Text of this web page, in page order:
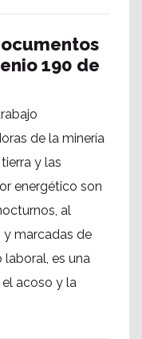
190 de
de la minería
y las
energético son
al
marcadas de
es una
acoso y la